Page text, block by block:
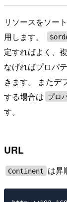
リソースをソー
用します。
定すればよく、
なげればプロパ
きます。 またデ
する場合は
プロ
す。
URL
Continent は昇